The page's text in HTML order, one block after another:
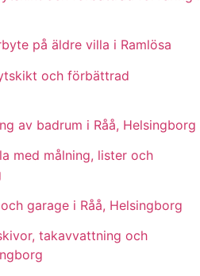
på äldre villa i Ramlösa
och förbättrad
av badrum i Råå, Helsingborg
med målning, lister och
garage i Råå, Helsingborg
takavvattning och